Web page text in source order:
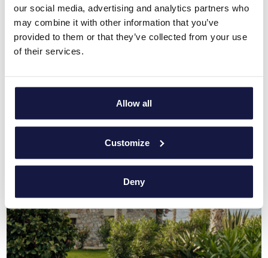
our social media, advertising and analytics partners who
may combine it with other information that you’ve
provided to them or that they’ve collected from your use
of their services.
Allow all
Customize
Deny
oder Alles-Inklusive-Pakete auszuwählen, während Sie unsere
hochwertigen Dienstleistungen genießen.
Es erwartet Sie mit offenen Armen – direkt am kobaltblauen
Wasser und am Sandstrand, 35 km von Heraklion entfernt –